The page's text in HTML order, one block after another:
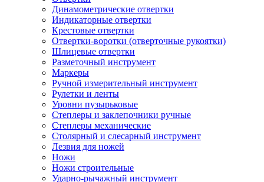
Динамометрические отвертки
Индикаторные отвертки
Крестовые отвертки
Отвертки-воротки (отверточные рукоятки)
Шлицевые отвертки
Разметочный инструмент
Маркеры
Ручной измерительный инструмент
Рулетки и ленты
Уровни пузырьковые
Степлеры и заклепочники ручные
Степлеры механические
Столярный и слесарный инструмент
Лезвия для ножей
Ножи
Ножи строительные
Ударно-рычажный инструмент